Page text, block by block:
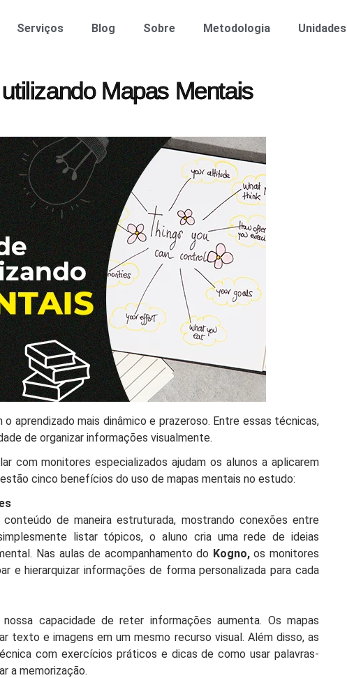
Serviços Blog Sobre Metodologia Unidades
Mapas Mentais
aprendizado mais dinâmico e prazeroso. Entre essas técnicas,
de organizar informações visualmente.
com monitores especializados ajudam os alunos a aplicarem
cinco benefícios do uso de mapas mentais no estudo:
de maneira estruturada, mostrando conexões entre
listar tópicos, o aluno cria uma rede de ideias
Nas aulas de acompanhamento do Kogno,os monitores
e hierarquizar informações de forma personalizada para cada
nossa capacidade de reter informações aumenta. Os mapas
texto e imagens em um mesmo recurso visual. Além disso, as
com exercícios práticos e dicas de como usar palavras-
a memorização.